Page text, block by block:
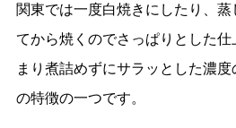
関東では一度白焼きにしたり、
てから焼くのでさっぱりとした
まり煮詰めずにサラッとした濃
の特徴の一つです。